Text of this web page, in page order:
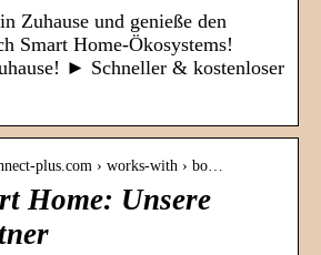
Zuhause und genieße den
Smart Home-Ökosystems!
► Schneller & kostenloser
plus.com › works-with › bo…
Home: Unsere